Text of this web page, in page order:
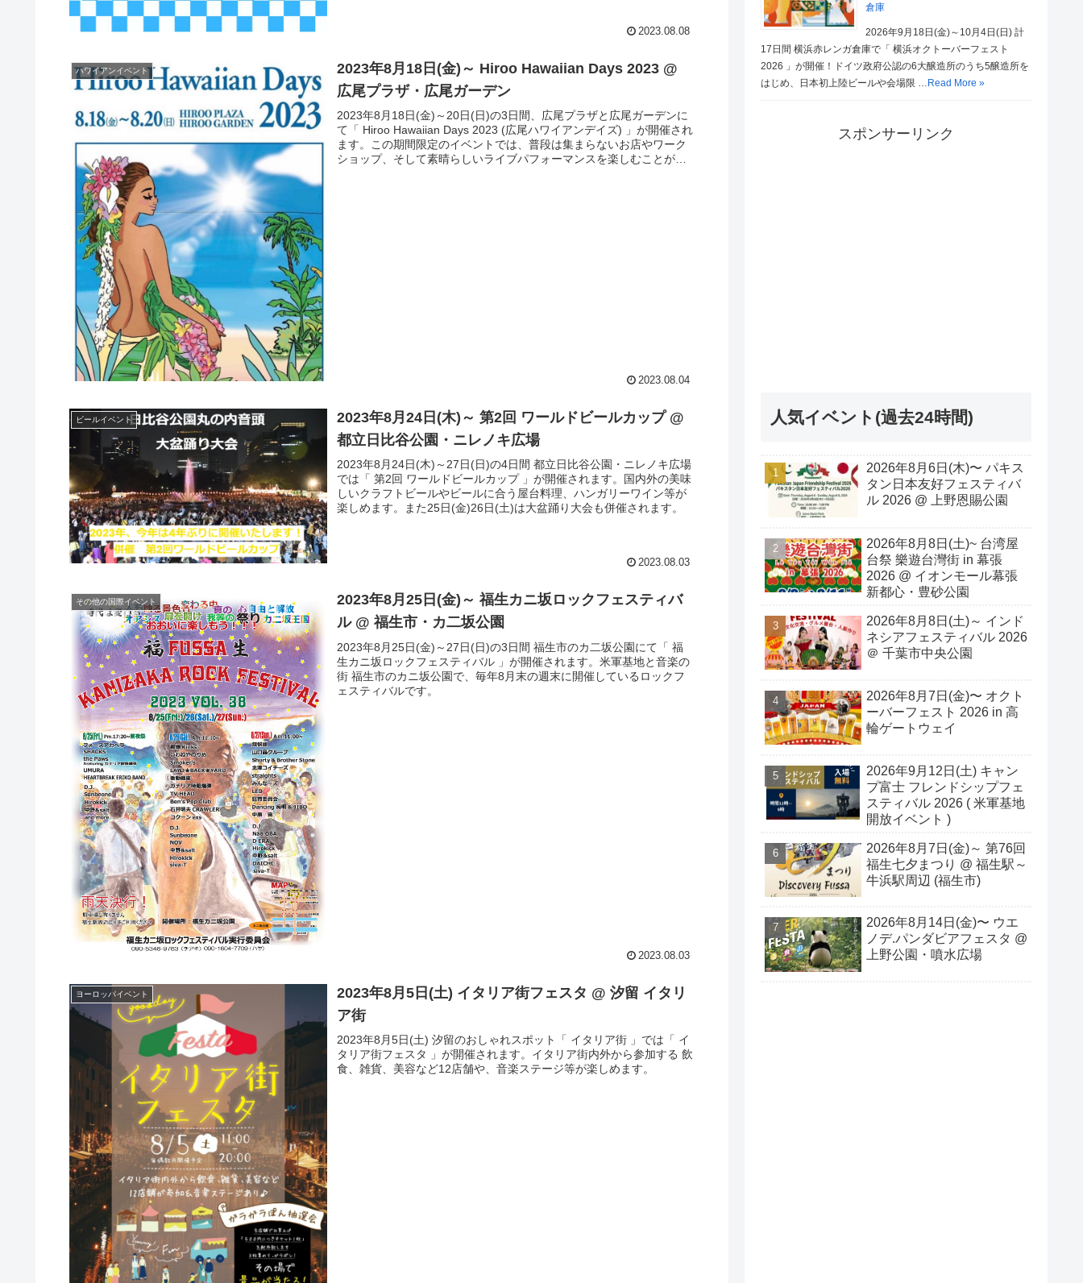
2023.08.08
ハワイアンイベント
2023年8月18日(金)～ Hiroo Hawaiian Days 2023 @
広尾プラザ・広尾ガーデン
2023年8月18日(金)～20日(日)の3日間、広尾プラザと広尾ガーデンに
て「 Hiroo Hawaiian Days 2023 (広尾ハワイアンデイズ) 」が開催され
ます。この期間限定のイベントでは、普段は集まらないお店やワーク
ショップ、そして素晴らしいライブパフォーマンスを楽しむことがで
2023.08.04
ビールイベント
2023年8月24日(木)～ 第2回 ワールドビールカップ @
都立日比谷公園・ニレノキ広場
2023年8月24日(木)～27日(日)の4日間 都立日比谷公園・ニレノキ広場
では「 第2回 ワールドビールカップ 」が開催されます。国内外の美味
しいクラフトビールやビールに合う屋台料理、ハンガリーワイン等が
楽しめます。また25日(金)26日(土)は大盆踊り大会も併催されます。
2023.08.03
その他の国際イベント
2023年8月25日(金)～ 福生カニ坂ロックフェスティバ
ル @ 福生市・カ二坂公園
2023年8月25日(金)～27日(日)の3日間 福生市のカ二坂公園にて「 福
生カニ坂ロックフェスティバル 」が開催されます。米軍基地と音楽の
街 福生市のカニ坂公園で、毎年8月末の週末に開催しているロックフ
ェスティバルです。
2023.08.03
ヨーロッパイベント
2023年8月5日(土) イタリア街フェスタ @ 汐留 イタリ
ア街
2023年8月5日(土) 汐留のおしゃれスポット「 イタリア街 」では「 イ
タリア街フェスタ 」が開催されます。イタリア街内外から参加する 飲
食、雑貨、美容など12店舗や、音楽ステージ等が楽しめます。
倉庫
2026年9月18日(金)～10月4日(日) 計
17日間 横浜赤レンガ倉庫で「 横浜オクトーバーフェスト
2026 」が開催！ドイツ政府公認の6大醸造所のうち5醸造所を
はじめ、日本初上陸ビールや会場限 … Read More »
スポンサーリンク
人気イベント(過去24時間)
2026年8月6日(木)〜 パキス
タン日本友好フェスティバ
ル 2026 @ 上野恩賜公園
2026年8月8日(土)~ 台湾屋
台祭 樂遊台灣街 in 幕張
2026 @ イオンモール幕張
新都心・豊砂公園
2026年8月8日(土)～ インド
ネシアフェスティバル 2026
＠ 千葉市中央公園
2026年8月7日(金)〜 オクト
ーバーフェスト 2026 in 高
輪ゲートウェイ
2026年9月12日(土) キャン
プ富士 フレンドシップフェ
スティバル 2026 ( 米軍基地
開放イベント )
2026年8月7日(金)～ 第76回
福生七夕まつり @ 福生駅～
牛浜駅周辺 (福生市)
2026年8月14日(金)〜 ウエ
ノデ.パンダビアフェスタ @
上野公園・噴水広場